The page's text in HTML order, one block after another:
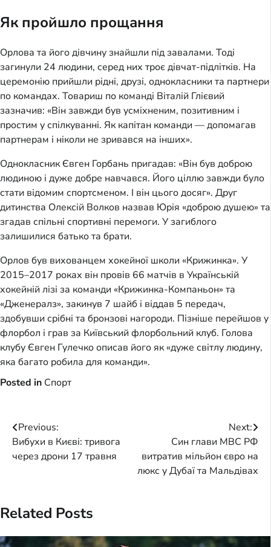
Як пройшло прощання
Орлова та його дівчину знайшли під завалами. Тоді
загинули 24 людини, серед них троє дівчат-підлітків. На
церемонію прийшли рідні, друзі, однокласники та партнери
по командах. Товариш по команді Віталій Глієвий
зазначив: «Він завжди був усміхненим, позитивним і
простим у спілкуванні. Як капітан команди — допомагав
партнерам і ніколи не зривався на інших».
Однокласник Євген Горбань пригадав: «Він був доброю
людиною і дуже добре навчався. Його ціллю завжди було
стати відомим спортсменом. І він цього досяг». Друг
дитинства Олексій Волков назвав Юрія «доброю душею» та
згадав спільні спортивні перемоги. У загиблого
залишилися батько та брати.
Орлов був вихованцем хокейної школи «Крижинка». У
2015–2017 роках він провів 66 матчів в Українській
хокейній лізі за команди «Крижинка-Компаньон» та
«Дженералз», закинув 7 шайб і віддав 5 передач,
здобувши срібні та бронзові нагороди. Пізніше перейшов у
флорбол і грав за Київський флорбольний клуб. Голова
клубу Євген Гулечко описав його як «дуже світлу людину,
яка багато робила для команди».
Posted in Спорт
Post
navigation
Previous:
Вибухи в Києві: тривога
через дрони 17 травня
Next:
Син глави МВС РФ
витратив мільйон євро на
люкс у Дубаї та Мальдівах
Related Posts